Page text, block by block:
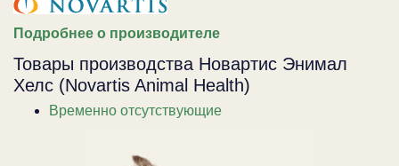
Подробнее о производителе
Товары производства Новартис Энимал
Хелс (Novartis Animal Health)
Временно отсутствующие